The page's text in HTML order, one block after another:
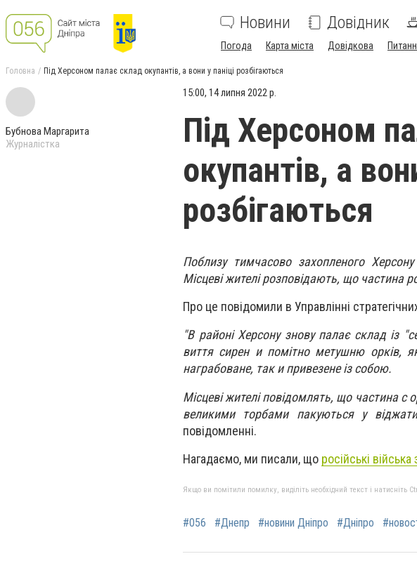
Новини Довідник
Погода Карта міста Довідкова
Головна Під Херсоном палає склад окупантів, а вони у паніці розбігаються
Бубнова Маргарита
Журналістка
15:00, 14 липня 2022 р.
Під Херсоном
окупантів, а
розбігаються
Поблизу тимчасово захопленого
Місцеві жителі розповідають, що частина
Про це повідомили в Управлінні
"В районі Херсону знову палає склад із
виття сирен и помітно метушню орків,
награбоване, так и привезене із собою.
Місцеві жителі повідомлять, що частина с
великими торбами пакуються у
повідомленні.
Нагадаємо, ми писали, що російські
Якщо ви помітили помилку, виділіть необхідний текст і натисніть
#056 #Днепр #новини Дніпро #Дніпро